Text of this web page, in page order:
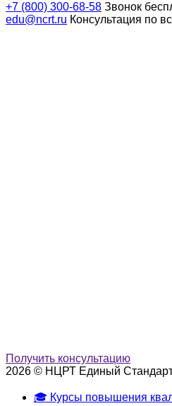
+7 (800) 300-68-58 Звонок
edu@ncrt.ru Консультация по
Получить консультацию
2026 © НЦРТ Единый
🎓 Курсы повышения